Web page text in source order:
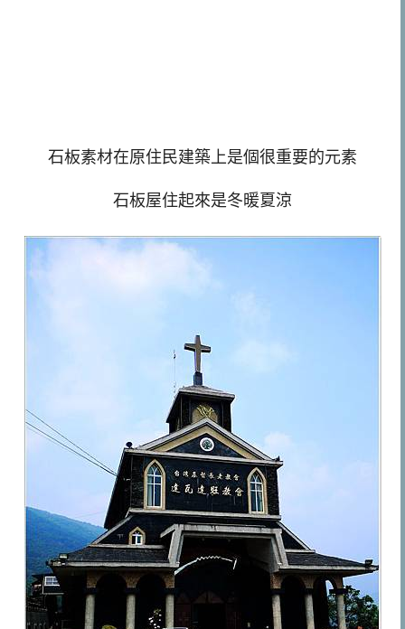
石板素材在原住民建築上是個很重要的元素
石板屋住起來是冬暖夏涼